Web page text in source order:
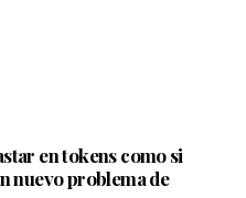
en tokens como si
nuevo problema de